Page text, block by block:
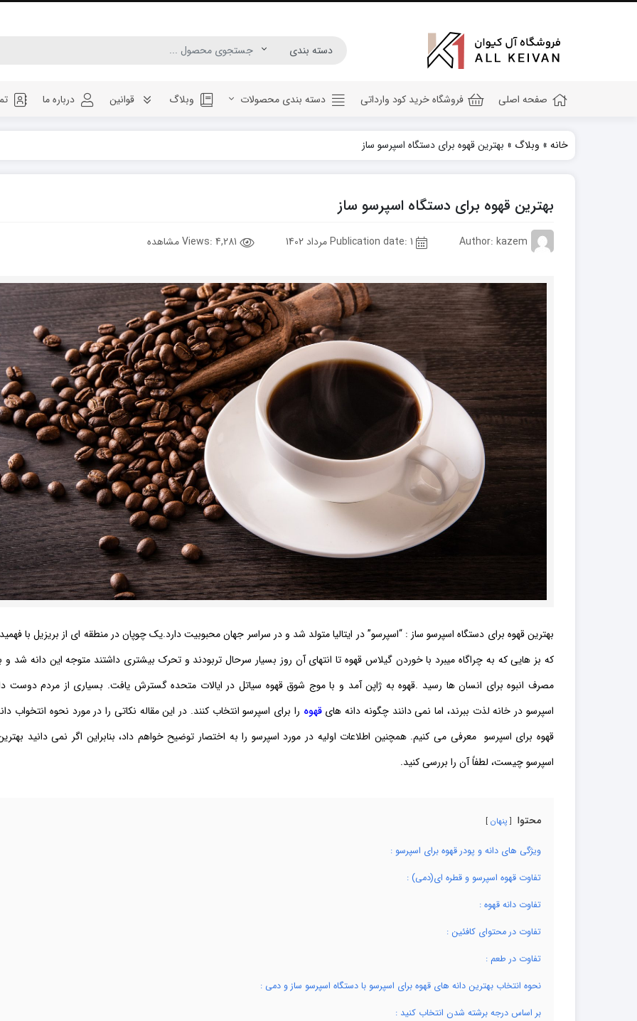
صفحه اصلی فروشگاه خرید کود وارداتی دسته بندی محصولات
کود کامل ۲۰ ۲۰ ۲۰
کود npk
کود آهن
کود فسفر بالا
کود گلدهی(کود ۱۲ ۱۲ ۳۶)
کود آمینو اسید
کود فروت ست
کود گیاهان آپارتمانی
وبلاگ قوانین درباره ما
خانه » وبلاگ » بهترین قهوه برای دستگاه اسپرسو ساز
بهترین قهوه برای دستگاه اسپرسو ساز
Author: kazem 4,281 مشاهده
بهترین قهوه برای دستگاه اسپرسو ساز : “اسپرسو” در ایتالیا متولد شد و در سراسر جهان محبوبیت دارد.یک چوپان در منطقه ای از بریزیل با
که بز هایی که به چراگاه میبرد با خوردن گیلاس قهوه تا انتهای آن روز بسیار سرحال تربودند و تحرک بیشتری داشتند متوجه این دانه شد و
مصرف انبوه برای انسان ها رسید .قهوه به ژاپن آمد و با موج شوق قهوه سیاتل در ایالات متحده گسترش یافت. بسیاری از مردم دوست
اسپرسو در خانه لذت ببرند، اما نمی دانند چگونه دانه هایقهوه را برای اسپرسو انتخاب کنند. در این مقاله نکاتی را در مورد نحوه انتخواب
قهوه برای اسپرسو معرفی می کنیم. همچنین اطلاعات اولیه در مورد اسپرسو را به اختصار توضیح خواهم داد، بنابراین اگر نمی دانید
اسپرسو چیست، لطفاً آن را بررسی کنید.
محتوا پنهان
ویژگی های دانه و پودر قهوه برای اسپرسو :
تفاوت قهوه اسپرسو و قطره ای(دمی) :
تفاوت دانه قهوه :
تفاوت در محتوای کافئین :
تفاوت در طعم :
نحوه انتخاب بهترین دانه های قهوه برای اسپرسو با دستگاه اسپرسو ساز و دمی :
بر اساس درجه برشته شدن انتخاب کنید :